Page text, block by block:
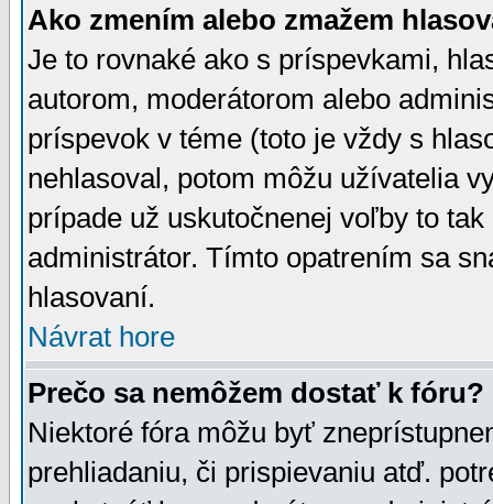
Ako zmením alebo zmažem
Je to rovnaké ako s príspevkami,
autorom, moderátorom alebo
príspevok v téme (toto je vždy s
nehlasoval, potom môžu užívatelia
prípade už uskutočnenej voľby to
administrátor. Tímto opatrením sa
hlasovaní.
Návrat hore
Prečo sa nemôžem dostať k fóru?
Niektoré fóra môžu byť
prehliadaniu, či prispievaniu atď.